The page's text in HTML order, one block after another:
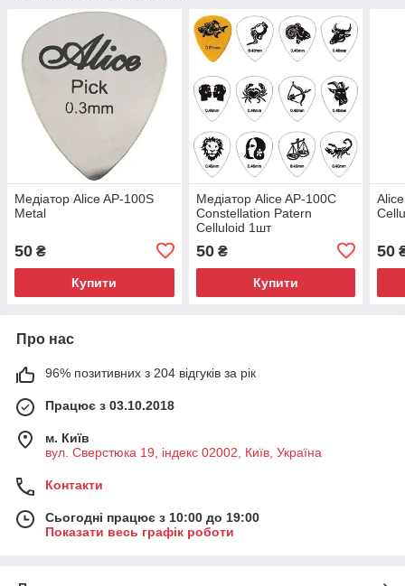
Медіатор Alice AP-100S
Metal
50 ₴
Купити
Медіатор Alice AP-100C
Constellation Patern
Celluloid 1шт
50₴
Купити
50
Про нас
96% позитивних з 204 відгуків за рік
Працює з 03.10.2018
м. Київ
вул. Сверстюка 19, індекс 02002, Київ, Україна
Контакти
Сьогодні працює з 10:00 до 19:00
Показати весь графік роботи